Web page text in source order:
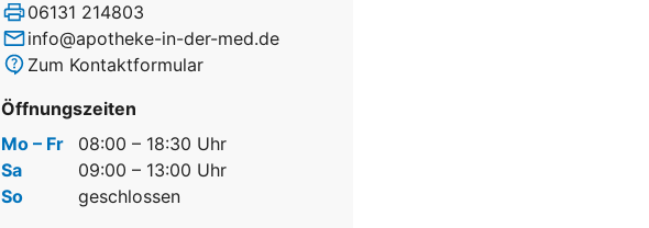
06131 214803
info@apotheke-in-der-med.de
Zum Kontaktformular
Öffnungszeiten
Mo – Fr
08:00 – 18:30 Uhr
Sa
09:00 – 13:00 Uhr
So
geschlossen